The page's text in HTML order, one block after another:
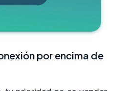
por encima de